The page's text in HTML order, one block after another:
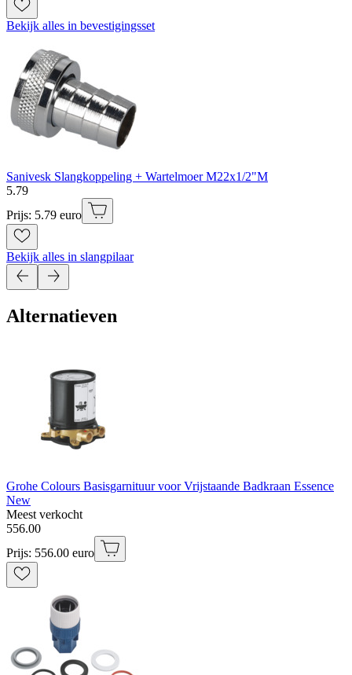
Bekijk alles in bevestigingsset
Sanivesk Slangkoppeling + Wartelmoer M22x1/2"M
5.79
Prijs: 5.79 euro
Bekijk alles in slangpilaar
Alternatieven
Grohe Colours Basisgarnituur voor Vrijstaande Badkraan Essence
New
Meest verkocht
556.00
Prijs: 556.00 euro